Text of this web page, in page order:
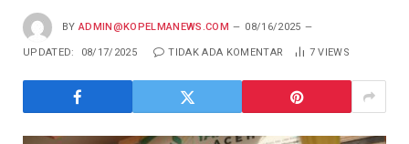
BY ADMIN@KOPELMANEWS.COM 08/16/2025
UPDATED: 08/17/2025 TIDAK ADA KOMENTAR 7VIEWS